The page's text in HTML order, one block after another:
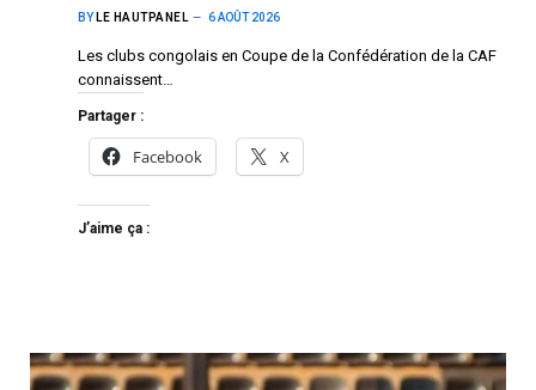
BY LE HAUTPANEL 6 AOÛT 2026
Les clubs congolais en Coupe de la Confédération de la CAF
connaissent…
Partager :
Facebook X
J’aime ça :